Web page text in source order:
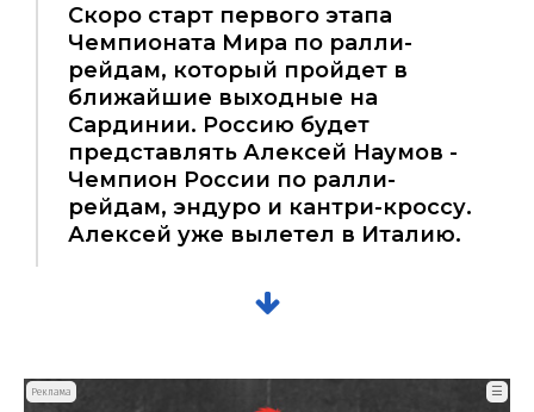
Скоро старт первого этапа
Чемпионата Мира по ралли-
рейдам, который пройдет в
ближайшие выходные на
Сардинии. Россию будет
представлять Алексей Наумов -
Чемпион России по ралли-
рейдам, эндуро и кантри-кроссу.
Алексей уже вылетел в Италию.
Реклама ☰